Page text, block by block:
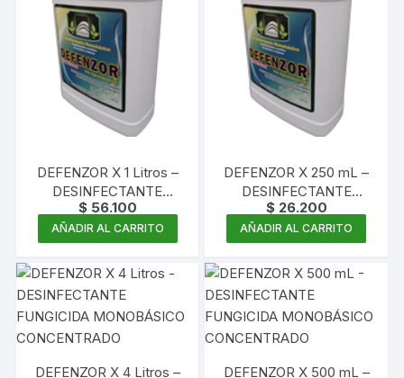
DEFENZOR X 1 Litros –
DESINFECTANTE
FUNGICIDA
MONOBÁSICO
CONCENTRADO
$56.100
AÑADIR AL CARRITO
DEFENZOR X 250 mL –
DESINFECTANTE
FUNGICIDA
MONOBÁSICO
CONCENTRADO
$26.200
AÑADIR AL CARRITO
DEFENZOR X 4 Litros –
DEFENZOR X 500 mL –